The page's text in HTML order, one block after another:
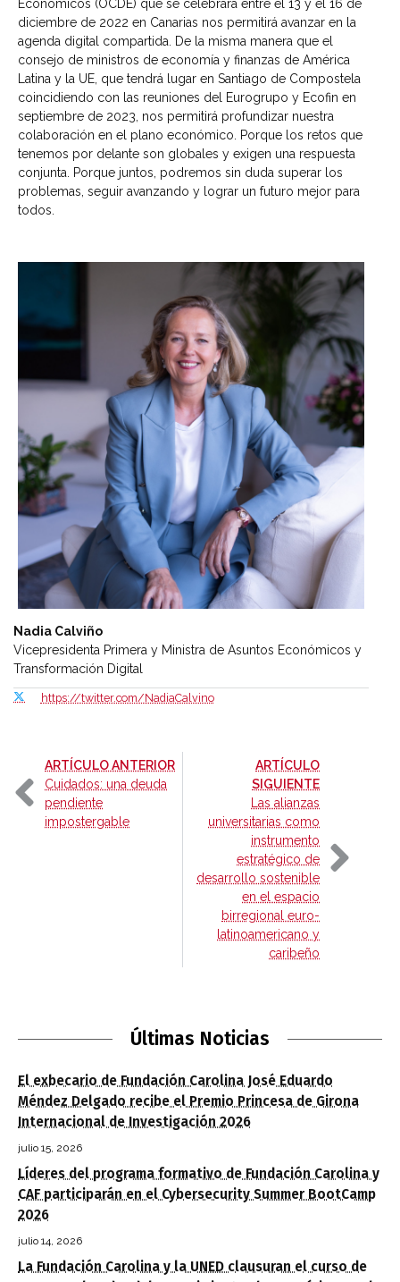
Económicos (OCDE) que se celebrará entre el 13 y el 16 de
diciembre de 2022 en Canarias nos permitirá avanzar en la
agenda digital compartida. De la misma manera que el
consejo de ministros de economía y finanzas de América
Latina y la UE, que tendrá lugar en Santiago de Compostela
coincidiendo con las reuniones del Eurogrupo y Ecofin en
septiembre de 2023, nos permitirá profundizar nuestra
colaboración en el plano económico. Porque los retos que
tenemos por delante son globales y exigen una respuesta
conjunta. Porque juntos, podremos sin duda superar los
problemas, seguir avanzando y lograr un futuro mejor para
todos.
Nadia Calviño
Vicepresidenta Primera y Ministra de Asuntos Económicos y
Transformación Digital
https://twitter.com/NadiaCalvino
ARTÍCULO ANTERIOR-
Cuidados: una deuda
pendiente
impostergable
ARTÍCULO
SIGUIENTE-
Las alianzas
universitarias como
instrumento
estratégico de
desarrollo sostenible
en el espacio
birregional euro-
latinoamericano y
caribeño
Últimas Noticias
El exbecario de Fundación Carolina José Eduardo
Méndez Delgado recibe el Premio Princesa de Girona
Internacional de Investigación 2026
julio 15, 2026
Líderes del programa formativo de Fundación Carolina y
CAF participarán en el Cybersecurity Summer BootCamp
2026
julio 14, 2026
La Fundación Carolina y la UNED clausuran el curso de